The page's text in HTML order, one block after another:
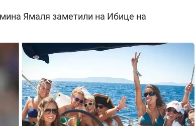
Ямаля заметили на Ибице на